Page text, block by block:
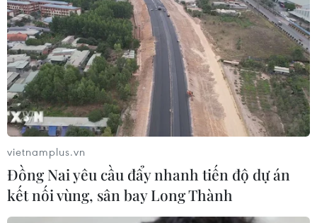
vietnamplus.vn
Đồng Nai yêu cầu đẩy nhanh tiến độ dự án
kết nối vùng, sân bay Long Thành